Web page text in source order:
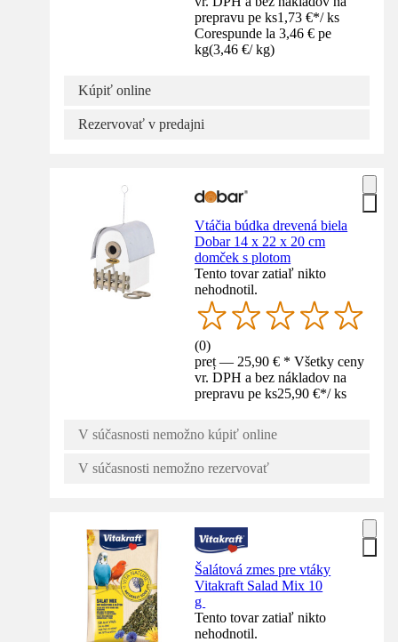
prepravu pe ks1,73 €*/ ks
Corespunde la 3,46 € pe
kg(3,46 €/ kg)
Kúpiť online
Rezervovať v predajni
Vtáčia búdka drevená biela
Dobar 14 x 22 x 20 cm
domček s plotom
Tento tovar zatiaľ nikto
nehodnotil.
(0)
preț — 25,90 € * Všetky ceny
vr. DPH a bez nákladov na
prepravu pe ks25,90 €*/ ks
V súčasnosti nemožno kúpiť online
V súčasnosti nemožno rezervovať
Šalátová zmes pre vtáky
Vitakraft Salad Mix 10
g
Tento tovar zatiaľ nikto
nehodnotil.